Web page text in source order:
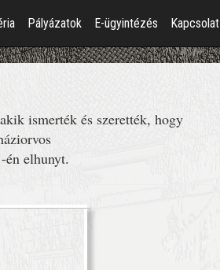
Pályázatok E-ügyintézés Kapcsolat
ismerték és szerették, hogy
én elhunyt.